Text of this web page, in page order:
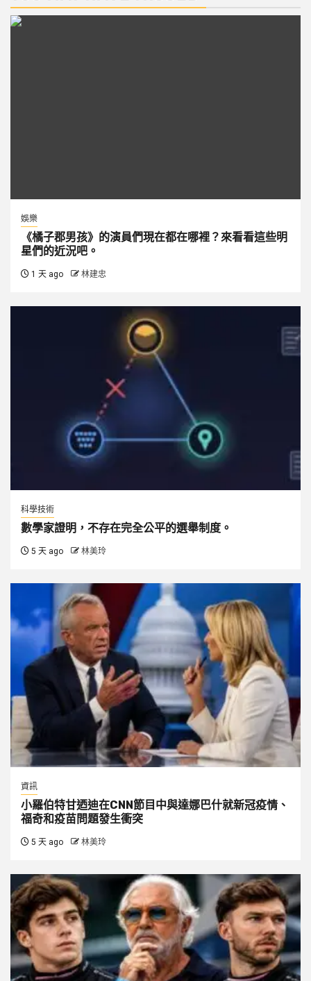
娛樂
《橘子郡男孩》的演員們現在都在哪裡？來看看這些明
星們的近況吧。
1 天 ago 林建忠
科學技術
數學家證明，不存在完全公平的選舉制度。
5 天 ago 林美玲
資訊
小羅伯特甘迺迪在CNN節目中與達娜巴什就新冠疫情、
福奇和疫苗問題發生衝突
5 天 ago 林美玲